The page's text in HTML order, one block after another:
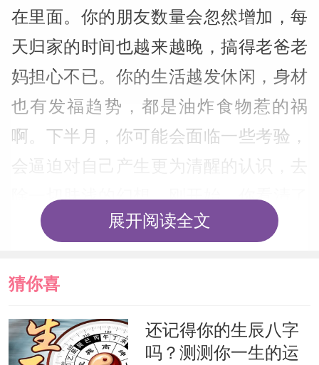
在里面。你的朋友数量会忽然增加，每
天归家的时间也越来越晚，搞得老爸老
妈担心不已。你的生活越发休闲，身材
也有发福趋势，都是油炸食物惹的祸
啊。下半月，你可能会面临一些考验，
会逼迫对自己产生更为清醒的认识，去
除一切肤浅的幻想。刚开始，你看清了
自己的缺陷，可能对自己悲观失望。之
提高自己的各项能力。表面上看来，你
在这一段时间进展不大，但你现在的一
切努力都是在给未来的腾飞打下坚实的
展开阅读全文
猜你喜
欢
还记得你的生辰八字
吗？测测你一生的运